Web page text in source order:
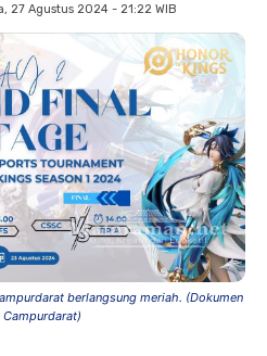
27 Agustus 2024 - 21:22 WIB
berlangsung meriah. (Dokumen
Campurdarat)